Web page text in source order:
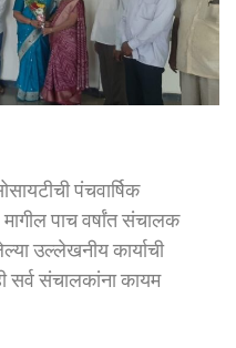
पंचवार्षिक
पाच वर्षांत संचालक
उल्लेखनीय कार्याची
सर्व संचालकांना कायम